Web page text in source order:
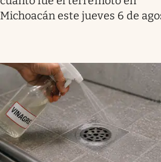
Michoacán este jueves 6 de